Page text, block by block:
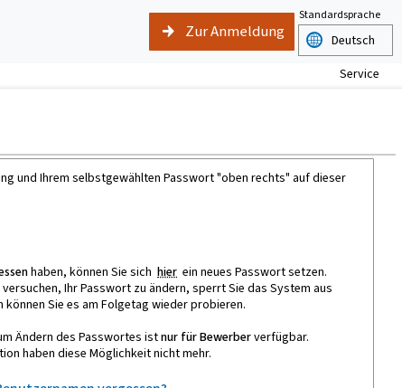
Zur Anmeldung
Standardsprache
Service
und Ihrem selbstgewählten Passwort "oben rechts" auf dieser
haben, können Sie sich hier ein neues Passwort setzen.
versuchen, Ihr Passwort zu ändern, sperrt Sie das System aus
können Sie es am Folgetag wieder probieren.
Ändern des Passwortes istnur für Bewerberverfügbar.
haben diese Möglichkeit nicht mehr.